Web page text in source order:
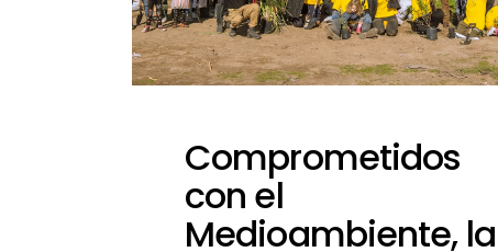
Comprometidos
con el
Medioambiente, la